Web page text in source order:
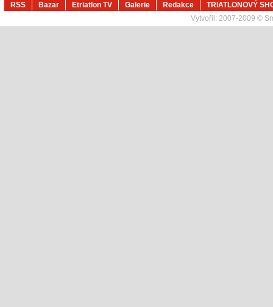
RSS Bazar Etriatlon TV Galerie Redakce
TRIATLONOVÝ
Vytvořil: 2007-2009 ©